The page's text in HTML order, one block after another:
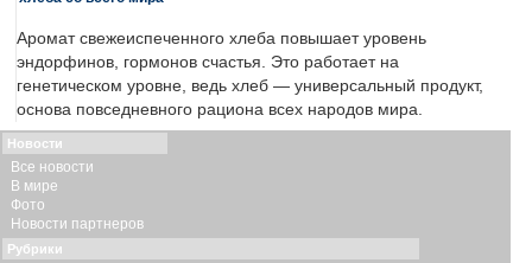
Аромат свежеиспеченного хлеба повышает уровень
эндорфинов, гормонов счастья. Это работает на
генетическом уровне, ведь хлеб — универсальный продукт,
основа повседневного рациона всех народов мира.
Новости
Все новости
В мире
Фото
Новости партнеров
Рубрики